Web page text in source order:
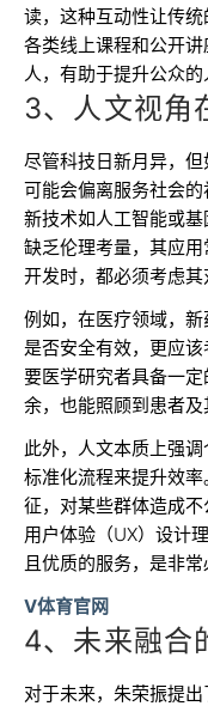
读，这种互动性让传统
各类线上课程和公开
人，有助于提升公众的
3、人文视角
尽管科技日新月异，
可能会偏离服务社会
新技术如人工智能或
缺乏伦理考量，其应
开发时，都必须考虑其
例如，在医疗领域，
是否安全有效，更应
要医学研究者具备一
余，也能照顾到患者及
此外，人文本质上强
标准化流程来提升效
征，对某些群体造成
用户体验（UX）设计
且优质的服务，是非常
V体育官网
4、未来融合
对于未来，朱荣振提